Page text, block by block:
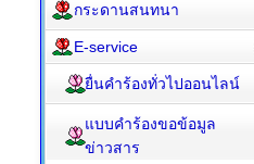
กระดานสนทนา
E-service
ยื่นคำร้องทั่วไปออนไลน์
แบบคำร้องขอข้อมูล
ข่าวสาร